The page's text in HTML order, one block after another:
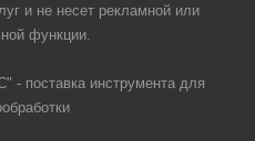
и не несет рекламной или
функции.
поставка инструмента для